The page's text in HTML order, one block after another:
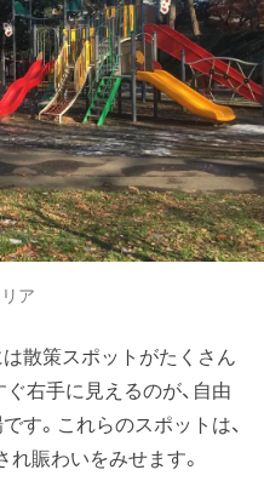
ア
散策スポットがたくさん
右手に見えるのが、自由
す。これらのスポットは、
賑わいをみせます。